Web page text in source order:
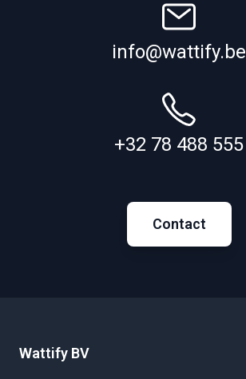
info@wattify.be
+32 78 488 555
Contact
Wattify BV